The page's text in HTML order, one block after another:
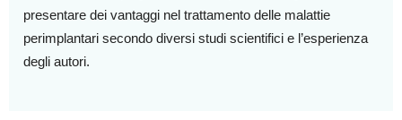
presentare dei vantaggi nel trattamento delle malattie
perimplantari secondo diversi studi scientifici e l’esperienza
degli autori.